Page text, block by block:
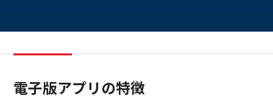
電子版アプリの特徴